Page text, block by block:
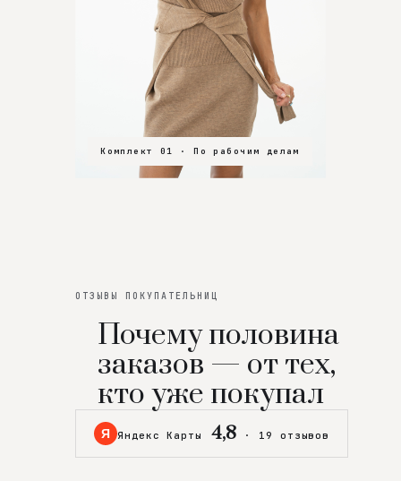
Комплект 01 · По рабочим делам
Комплект 02 · В зал
Комплект 03 · На особенный вечер
ОТЗЫВЫ ПОКУПАТЕЛЬНИЦ
Почему половина
заказов — от тех,
кто уже покупал
Я Яндекс Карты 4,8 · 19 отзывов